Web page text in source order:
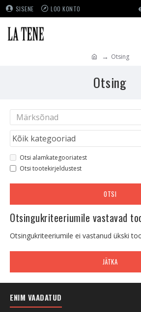
SISENE LOO KONTO
Otsing
Otsing
Otsi alamkategooriatest
Otsi tootekirjeldustest
OTSI
Otsingukriteeriumile vastavad
Otsingukriteeriumile ei vastanud ükski
JÄTKA
ENIM VAADATUD